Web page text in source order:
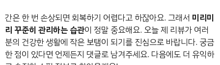
간은 한 번 손상되면 회복하기 어렵다고 하잖아요. 그래서 미리미
리 꾸준히 관리하는 습관이 정말 중요해요. 오늘 제 리뷰가 여러
분의 건강한 생활에 작은 보탬이 되기를 진심으로 바랍니다. 궁금
한 점이 있다면 언제든지 댓글로 남겨주세요. 다음에도 더 유익하